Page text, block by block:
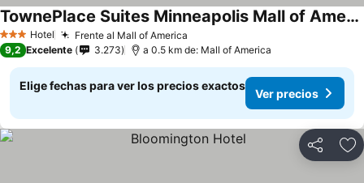
3 Estrellas
Hotel Frente al Mall of America
TownePlace Suites Minneapolis Mall of America
9,2 Excelente 3.273 a 0.5 km de: Mall of America
Elige fechas para ver los precios exactos
Ver precios
Compartir